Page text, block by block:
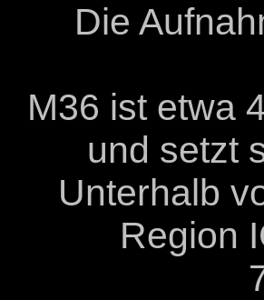
Die
M36 ist etwa
und setzt
Unterhalb
Region